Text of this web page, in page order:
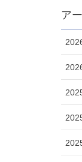
ア